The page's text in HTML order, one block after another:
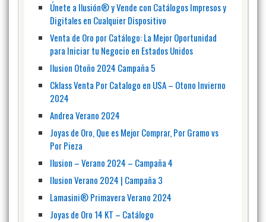
Únete a Ilusión® y Vende con Catálogos Impresos y
Digitales en Cualquier Dispositivo
Venta de Oro por Catálogo: La Mejor Oportunidad
para Iniciar tu Negocio en Estados Unidos
Ilusion Otoño 2024 Campaña 5
Cklass Venta Por Catalogo en USA – Otono Invierno
2024
Andrea Verano 2024
Joyas de Oro, Que es Mejor Comprar, Por Gramo vs
Por Pieza
Ilusion – Verano 2024 – Campaña 4
Ilusion Verano 2024 | Campaña 3
Lamasini®️ Primavera Verano 2024
Joyas de Oro 14 KT – Catálogo